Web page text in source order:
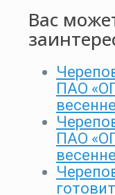
Вас
ПАО
ПАО